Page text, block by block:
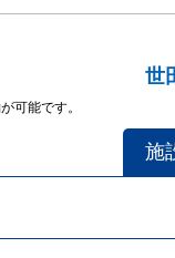
世
可能です。
施